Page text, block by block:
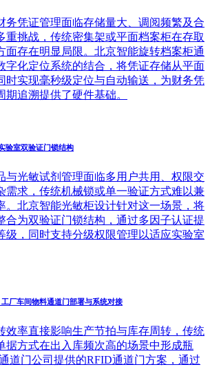
务凭证管理面临存储量大、调阅频繁及合
重挑战，传统密集架或平面档案柜在存取
面存在明显局限。北京智能旋转档案柜通
字化定位系统的结合，将凭证存储从平面
时实现毫秒级定位与自动输送，为财务凭
追溯提供了硬件基础。
验室双验证门锁结构
与光敏试剂管理面临多用户共用、权限交
需求，传统机械锁或单一验证方式难以兼
。北京智能光敏柜设计针对这一场景，将
合为双验证门锁结构，通过多因子认证提
级，同时支持分级权限管理以适应实验室
厂车间物料通道门部署与系统对接
效率直接影响生产节拍与库存周转，传统
据方式在出入库频次高的场景中形成瓶
道门公司提供的RFID通道门方案，通过